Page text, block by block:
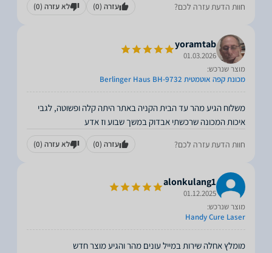
חוות הדעת עזרה לכם? עזרה (0) לא עזרה (0)
yoramtab
01.03.2026
מוצר שנרכש:
מכונת קפה אוטמטית Berlinger Haus BH-9732
משלוח הגיע מהר עד הבית הקניה באתר היתה קלה ופשוטה, לגבי
איכות המכונה שרכשתי אבדוק במשך שבוע וז אדע
חוות הדעת עזרה לכם? עזרה (0) לא עזרה (0)
alonkulang1
01.12.2025
מוצר שנרכש:
Handy Cure Laser